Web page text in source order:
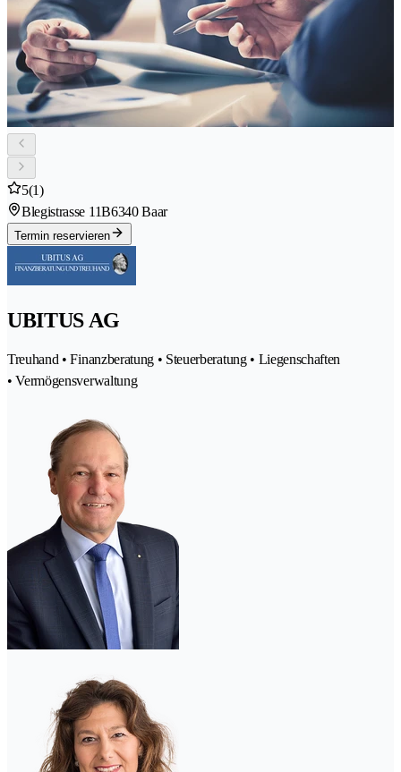
5(1)
Blegistrasse 11B6340 Baar
Termin reservieren
UBITUS AG
Treuhand • Finanzberatung • Steuerberatung • Liegenschaften
• Vermögensverwaltung